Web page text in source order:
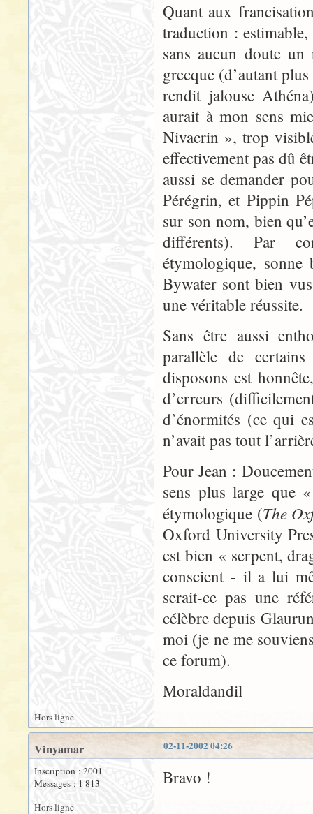
Quant aux
traduction :
sans aucun doute un
grecque (d’autant
rendit jalouse
aurait à mon sens
Nivacrin », trop
effectivement pas dû
aussi se demander
Pérégrin, et Pippin
sur son nom, bien
différents). Par
étymologique,
Bywater sont bien
une véritable réussite.
Sans être aussi
parallèle de
disposons est
d’erreurs
d’énormités (ce qui
n’avait pas tout
Pour Jean :
sens plus large que
étymologique (The
Oxford University
est bien « serpent,
conscient - il a lui
serait-ce pas une
célèbre depuis
moi (je ne me
ce forum).
Moraldandil
Hors ligne
02-11-2002 04:26
Vinyamar
Inscription : 2001
Messages : 1 813
Bravo !
Hors ligne